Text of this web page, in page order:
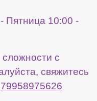
Пятница 10:00 -
с
свяжитесь
79958975626